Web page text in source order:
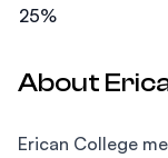
25%
About
Erican College